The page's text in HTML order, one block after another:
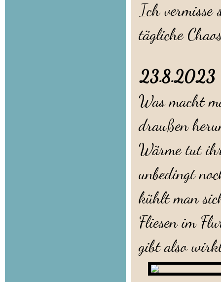
Ich vermisse
tägliche
Was macht
draußen
Wärme tut
unbedingt
kühlt man
Fliesen im
gibt also